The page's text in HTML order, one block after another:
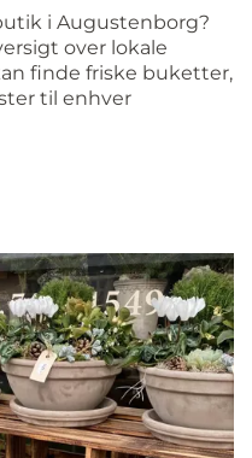
i Augustenborg?
over lokale
finde friske buketter,
til enhver